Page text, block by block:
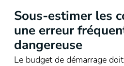
Sous-estimer les
une erreur
dangereuse
Le budget de démarrage